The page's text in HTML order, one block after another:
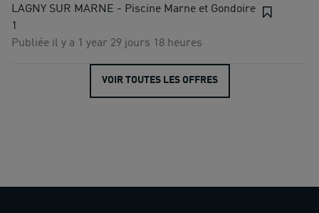
LAGNY SUR MARNE - Piscine Marne et Gondoire
1
Publiée il y a 1 year 29 jours 18 heures
VOIR TOUTES LES OFFRES